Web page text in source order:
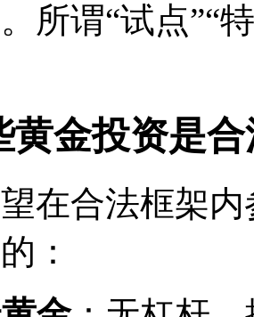
所谓“试点”“
黄金投资是
在合法框架
：